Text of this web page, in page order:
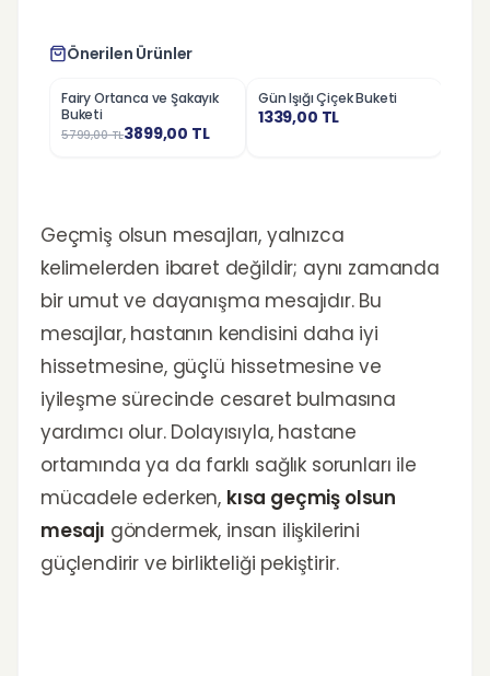
Önerilen Ürünler
%33
Fairy Ortanca ve Şakayık
Buketi
5799,00TL3899,00 TL
Gün Işığı Çiçek Buketi
1339,00 TL
Geçmiş olsun mesajları, yalnızca
kelimelerden ibaret değildir; aynı zamanda
bir umut ve dayanışma mesajıdır. Bu
mesajlar, hastanın kendisini daha iyi
hissetmesine, güçlü hissetmesine ve
iyileşme sürecinde cesaret bulmasına
yardımcı olur. Dolayısıyla, hastane
ortamında ya da farklı sağlık sorunları ile
mücadele ederken, kısa geçmiş olsun
mesajı göndermek, insan ilişkilerini
güçlendirir ve birlikteliği pekiştirir.